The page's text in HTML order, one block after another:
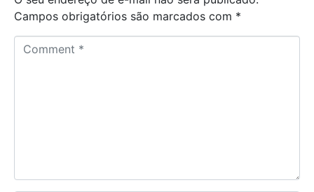
Campos obrigatórios são marcados com *